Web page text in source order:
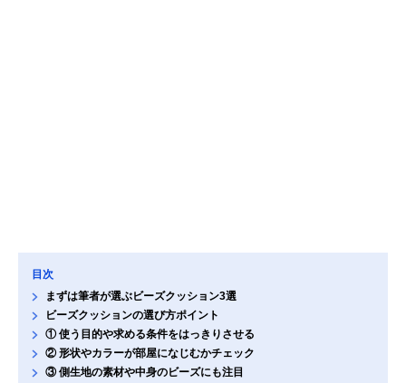
目次
まずは筆者が選ぶビーズクッション3選
ビーズクッションの選び方ポイント
① 使う目的や求める条件をはっきりさせる
② 形状やカラーが部屋になじむかチェック
③ 側生地の素材や中身のビーズにも注目